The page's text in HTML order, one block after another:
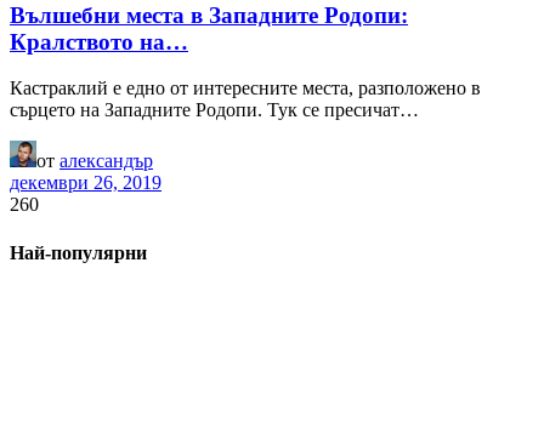
Вълшебни места в Западните Родопи:
Кралството на…
Кастраклий е едно от интересните места, разположено в
сърцето на Западните Родопи. Тук се пресичат…
от александър
декември 26, 2019
260
Най-популярни